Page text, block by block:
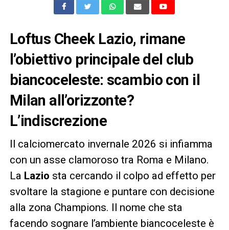
Loftus Cheek Lazio, rimane
l’obiettivo principale del club
biancoceleste: scambio con il
Milan all’orizzonte?
L’indiscrezione
Il calciomercato invernale 2026 si infiamma
con un asse clamoroso tra Roma e Milano.
La Lazio sta cercando il colpo ad effetto per
svoltare la stagione e puntare con decisione
alla zona Champions. Il nome che sta
facendo sognare l’ambiente biancoceleste è